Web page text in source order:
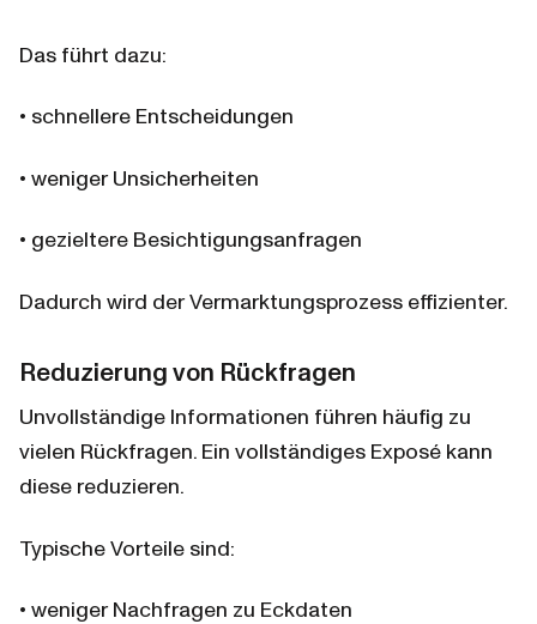
Das führt dazu:
• schnellere Entscheidungen
• weniger Unsicherheiten
• gezieltere Besichtigungsanfragen
Dadurch wird der Vermarktungsprozess effizienter.
Reduzierung von Rückfragen
Unvollständige Informationen führen häufig zu
vielen Rückfragen. Ein vollständiges Exposé kann
diese reduzieren.
Typische Vorteile sind:
• weniger Nachfragen zu Eckdaten